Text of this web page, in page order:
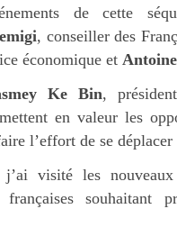
de cette
, conseiller des
économique et
Ke Bin,
en valeur les
l’effort de se
visité les
françaises souhaitant